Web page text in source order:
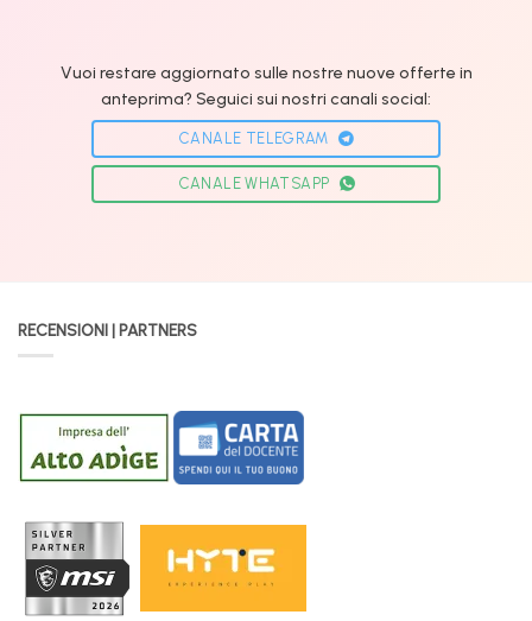
Vuoi restare aggiornato sulle nostre nuove offerte in
anteprima? Seguici sui nostri canali social:
CANALE TELEGRAM
CANALE WHATSAPP
RECENSIONI | PARTNERS